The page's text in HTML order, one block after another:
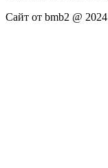
Сайт от bmb2 @ 2024